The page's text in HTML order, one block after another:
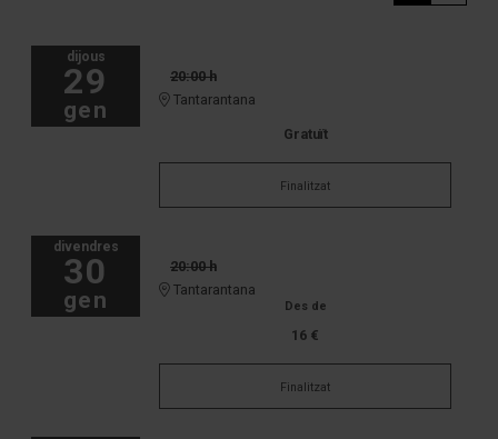
dijous
29
gen
20:00 h
Tantarantana
Gratuït
Finalitzat
divendres
30
gen
20:00 h
Tantarantana
Des de
16 €
Finalitzat